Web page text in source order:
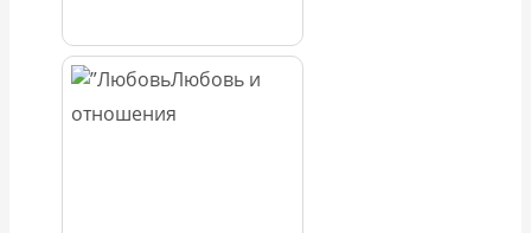
Любовь и
отношения